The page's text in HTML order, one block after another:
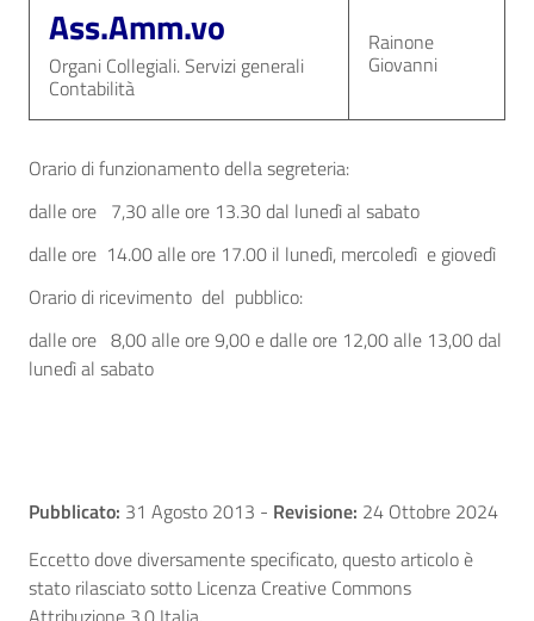
Ass.Amm.vo
Organi Collegiali. Servizi generali
Contabilità
Rainone
Giovanni
Orario di funzionamento della segreteria:
dalle ore 7,30 alle ore 13.30 dal lunedì al sabato
dalle ore 14.00 alle ore 17.00 il lunedì, mercoledì e giovedì
Orario di ricevimento del pubblico:
dalle ore 8,00 alle ore 9,00 e dalle ore 12,00 alle 13,00 dal
lunedì al sabato
Pubblicato: 31 Agosto 2013 - Revisione: 24 Ottobre 2024
Eccetto dove diversamente specificato, questo articolo è
stato rilasciato sotto Licenza Creative Commons